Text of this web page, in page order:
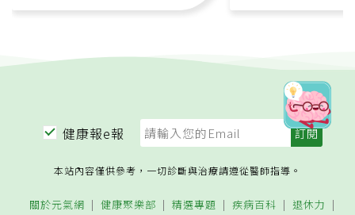
健康報e報
本站內容僅供參考，一切診斷與治療請遵從醫師指導。
關於元氣網 健康聚樂部 精選專題 疾病百科 退休力